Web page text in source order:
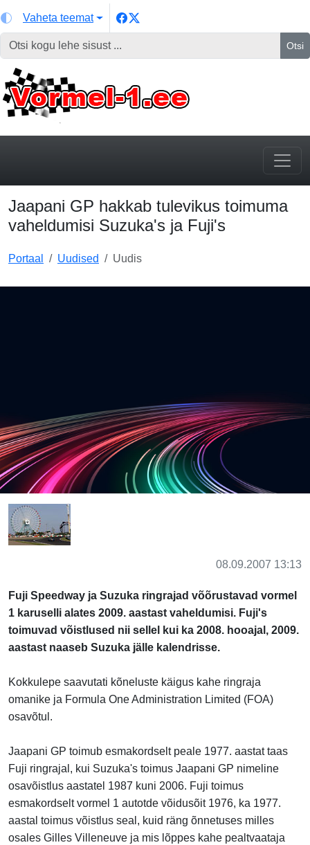
Vaheta teemat
Otsi
Jaapani GP hakkab tulevikus toimuma
vaheldumisi Suzuka's ja Fuji's
Portaal Uudised Uudis
08.09.2007 13:13
Fuji Speedway ja Suzuka ringrajad võõrustavad vormel
1 karuselli alates 2009. aastast vaheldumisi. Fuji's
toimuvad võistlused nii sellel kui ka 2008. hooajal, 2009.
aastast naaseb Suzuka jälle kalendrisse.
Kokkulepe saavutati kõneluste käigus kahe ringraja
omanike ja Formula One Administration Limited (FOA)
osavõtul.
Jaapani GP toimub esmakordselt peale 1977. aastat taas
Fuji ringrajal, kui Suzuka's toimus Jaapani GP nimeline
osavõistlus aastatel 1987 kuni 2006. Fuji toimus
esmakordselt vormel 1 autotde võidusõit 1976, ka 1977.
aastal toimus võistlus seal, kuid räng õnnetuses milles
osales Gilles Villeneuve ja mis lõppes kahe pealtvaataja